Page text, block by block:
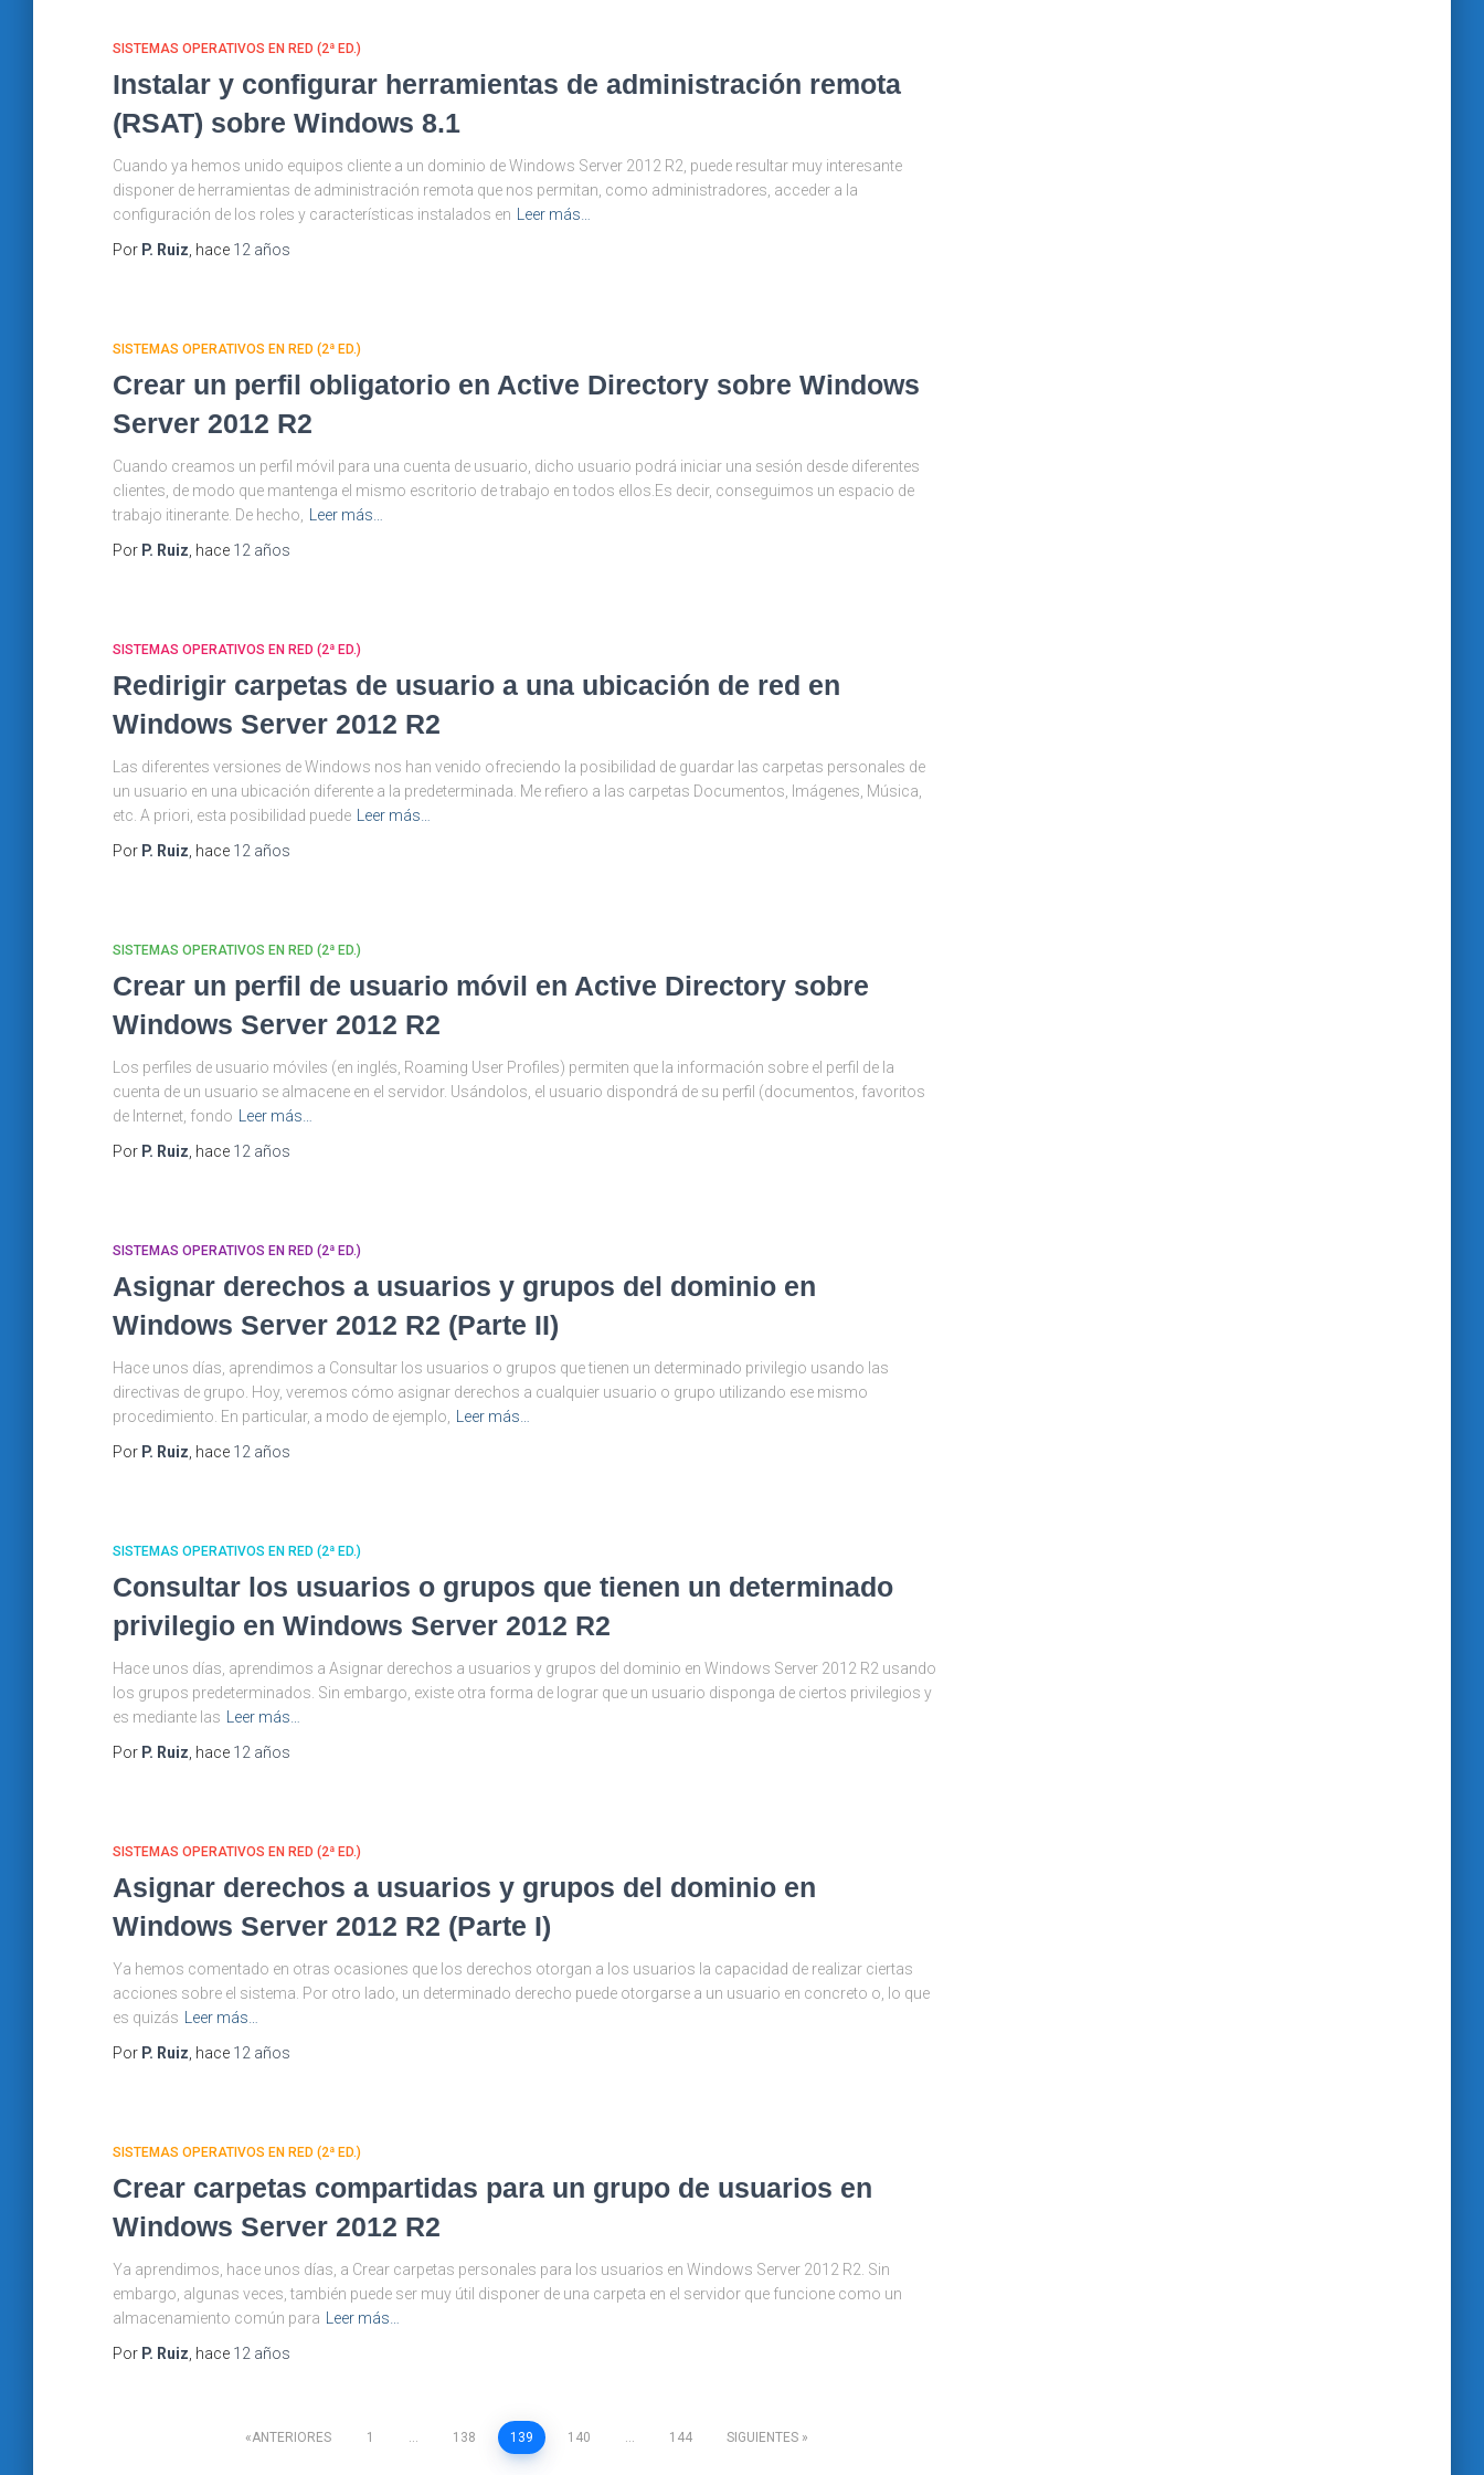
SISTEMAS OPERATIVOS EN RED (2ª ED.)
Instalar y configurar herramientas de administración remota
(RSAT) sobre Windows 8.1
Cuando ya hemos unido equipos cliente a un dominio de Windows Server 2012 R2, puede resultar muy interesante
disponer de herramientas de administración remota que nos permitan, como administradores, acceder a la
configuración de los roles y características instalados en
Leer más…
Por P. Ruiz , hace 12 años
SISTEMAS OPERATIVOS EN RED (2ª ED.)
Crear un perfil obligatorio en Active Directory sobre Windows
Server 2012 R2
Cuando creamos un perfil móvil para una cuenta de usuario, dicho usuario podrá iniciar una sesión desde diferentes
clientes, de modo que mantenga el mismo escritorio de trabajo en todos ellos.Es decir, conseguimos un espacio de
trabajo itinerante. De hecho,
Leer más…
Por P. Ruiz , hace 12 años
SISTEMAS OPERATIVOS EN RED (2ª ED.)
Redirigir carpetas de usuario a una ubicación de red en
Windows Server 2012 R2
Las diferentes versiones de Windows nos han venido ofreciendo la posibilidad de guardar las carpetas personales de
un usuario en una ubicación diferente a la predeterminada. Me refiero a las carpetas Documentos, Imágenes, Música,
etc. A priori, esta posibilidad puede
Leer más…
Por P. Ruiz , hace 12 años
SISTEMAS OPERATIVOS EN RED (2ª ED.)
Crear un perfil de usuario móvil en Active Directory sobre
Windows Server 2012 R2
Los perfiles de usuario móviles (en inglés, Roaming User Profiles) permiten que la información sobre el perfil de la
cuenta de un usuario se almacene en el servidor. Usándolos, el usuario dispondrá de su perfil (documentos, favoritos
de Internet, fondo
Leer más…
Por P. Ruiz , hace 12 años
SISTEMAS OPERATIVOS EN RED (2ª ED.)
Asignar derechos a usuarios y grupos del dominio en
Windows Server 2012 R2 (Parte II)
Hace unos días, aprendimos a Consultar los usuarios o grupos que tienen un determinado privilegio usando las
directivas de grupo. Hoy, veremos cómo asignar derechos a cualquier usuario o grupo utilizando ese mismo
procedimiento. En particular, a modo de ejemplo,
Leer más…
Por P. Ruiz , hace 12 años
SISTEMAS OPERATIVOS EN RED (2ª ED.)
Consultar los usuarios o grupos que tienen un determinado
privilegio en Windows Server 2012 R2
Hace unos días, aprendimos a Asignar derechos a usuarios y grupos del dominio en Windows Server 2012 R2 usando
los grupos predeterminados. Sin embargo, existe otra forma de lograr que un usuario disponga de ciertos privilegios y
es mediante las
Leer más…
Por P. Ruiz , hace 12 años
SISTEMAS OPERATIVOS EN RED (2ª ED.)
Asignar derechos a usuarios y grupos del dominio en
Windows Server 2012 R2 (Parte I)
Ya hemos comentado en otras ocasiones que los derechos otorgan a los usuarios la capacidad de realizar ciertas
acciones sobre el sistema. Por otro lado, un determinado derecho puede otorgarse a un usuario en concreto o, lo que
es quizás
Leer más…
Por P. Ruiz , hace 12 años
SISTEMAS OPERATIVOS EN RED (2ª ED.)
Crear carpetas compartidas para un grupo de usuarios en
Windows Server 2012 R2
Ya aprendimos, hace unos días, a Crear carpetas personales para los usuarios en Windows Server 2012 R2. Sin
embargo, algunas veces, también puede ser muy útil disponer de una carpeta en el servidor que funcione como un
almacenamiento común para
Leer más…
Por P. Ruiz , hace 12 años
Paginación
ANTERIORES 1 138 139 140 144 SIGUIENTES